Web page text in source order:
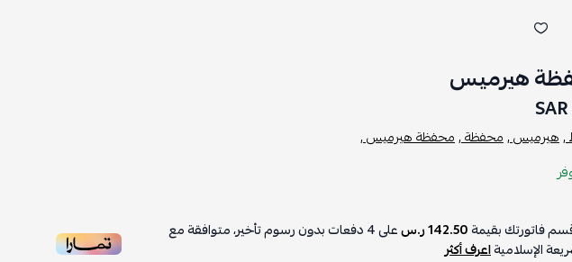
هيرميس
,هيرميس ,محفظة ,محفظة هيرميس ,
فاتورتك بقيمة142.50 ر.س على4دفعات بدون رسوم تأخير، متوافقة مع
الإسلاميةاعرف أكثر